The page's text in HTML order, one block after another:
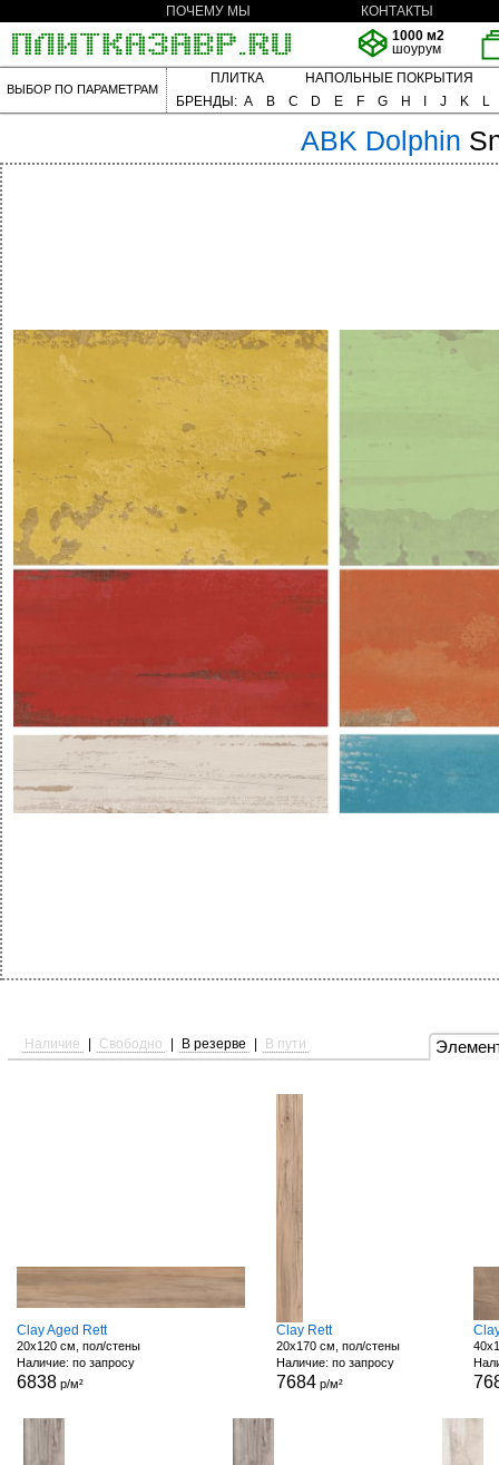
ПОЧЕМУ МЫ
КОНТАКТЫ
1000 м2
шоурум
ВЫБОР ПО ПАРАМЕТРАМ
ПЛИТКА
НАПОЛЬНЫЕ ПОКРЫТИЯ
БРЕНДЫ: A B C D E F G H J K L
ABK Dolphin
Наличие Свободно В резерве В пути
Clay Aged Rett
20x120 см, пол/стены
Наличие: по запросу
6838 р/м²
Clay Rett
20x170 см, пол/стены
Наличие: по запросу
7684р/м²